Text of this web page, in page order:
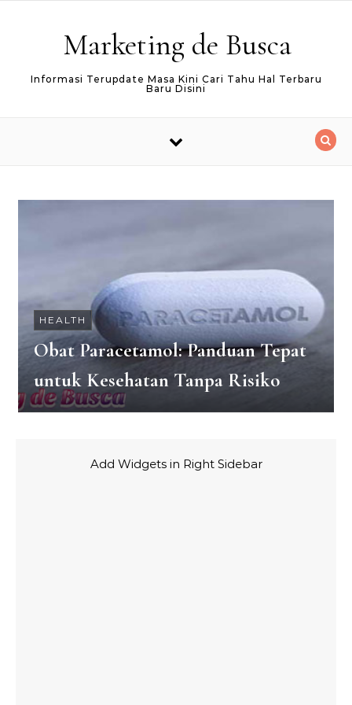
Marketing de Busca
Informasi Terupdate Masa Kini Cari Tahu Hal Terbaru
Baru Disini
HEALTH
Obat Paracetamol: Panduan Tepat
untuk Kesehatan Tanpa Risiko
Add Widgets in Right Sidebar